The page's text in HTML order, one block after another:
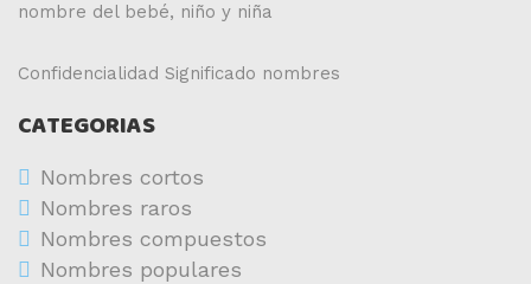
nombre del bebé, niño y niña
Confidencialidad Significado nombres
CATEGORIAS
Nombres cortos
Nombres raros
Nombres compuestos
Nombres populares